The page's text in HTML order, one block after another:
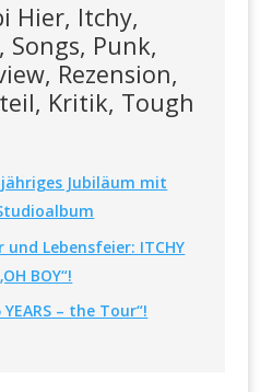
Hier, Itchy,
Songs, Punk,
Rezension,
Kritik, Tough
jähriges Jubiläum mit
und Lebensfeier: ITCHY
BOY“!
– the Tour“!